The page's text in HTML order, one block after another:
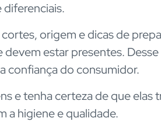
diferenciais.
origem e dicas de
estar presentes.
confiança do consumidor.
e tenha certeza de que elas
a higiene e qualidade.